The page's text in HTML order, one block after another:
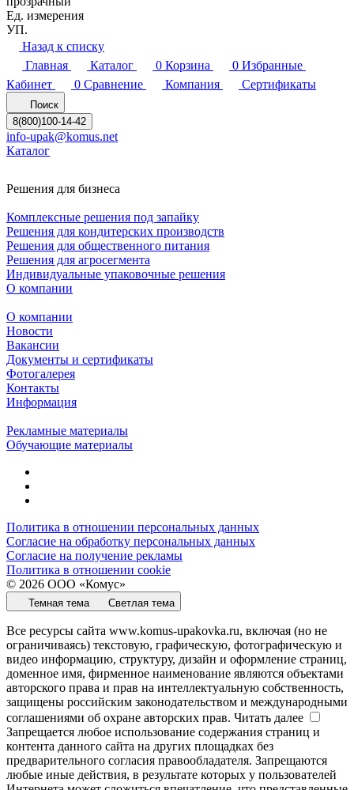
Ед. измерения
УП.
Назад к списку
Главная
Каталог 0 Корзина 0 Избранные
Кабинет
0 Сравнение Компания Сертификаты
Поиск
8(800)100-14-42
info-upak@komus.net
Каталог
Решения для бизнеса
Комплексные решения под запайку
Решения для кондитерских производств
Решения для общественного питания
Решения для агросегмента
Индивидуальные упаковочные решения
О компании
О компании
Новости
Вакансии
Документы и сертификаты
Фотогалерея
Контакты
Информация
Рекламные материалы
Обучающие материалы
Политика в отношении персональных данных
Согласие на обработку персональных данных
Согласие на получение рекламы
Политика в отношении cookie
© 2026 ООО «Комус»
Темная тема Светлая тема
Все ресурсы сайта www.komus-upakovka.ru, включая (но не
ограничиваясь) текстовую, графическую, фотографическую и
видео информацию, структуру, дизайн и оформление страниц,
доменное имя, фирменное наименование являются объектами
авторского права и прав на интеллектуальную собственность,
защищены российским законодательством и международными
соглашениями об охране авторских прав. Читать далее
Запрещается любое использование содержания страниц и
контента данного сайта на других площадках без
предварительного согласия правообладателя. Запрещаются
любые иные действия, в результате которых у пользователей